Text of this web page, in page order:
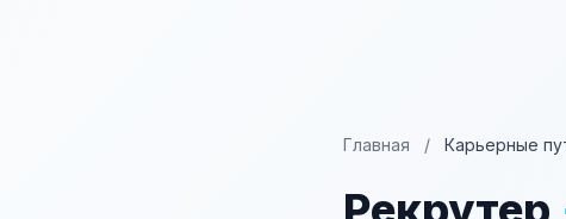
Главная / Карьерные